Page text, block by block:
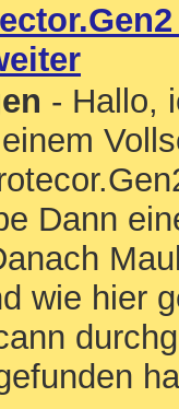
- Hallo,
Dann
wie hier